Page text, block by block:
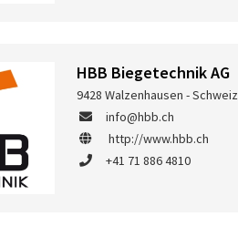
HBB Biegetechnik AG
9428 Walzenhausen - Schweiz
info@hbb.ch
http://www.hbb.ch
+41 71 886 4810